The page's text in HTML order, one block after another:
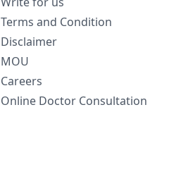
Terms and Condition
Disclaimer
MOU
Careers
Online Doctor Consultation